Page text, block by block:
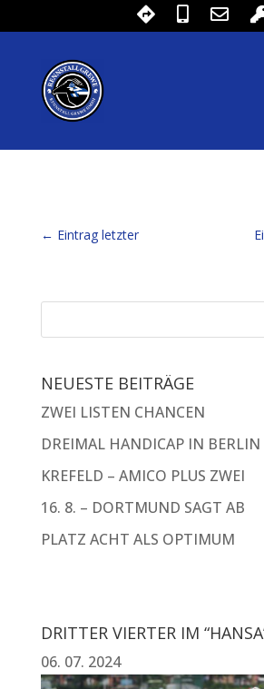
← Eintrag letzter
NEUESTE BEITRÄGE
ZWEI LISTEN CHANCEN
DREIMAL HANDICAP IN BERLIN
KREFELD – AMICO PLUS ZWEI
16. 8. – DORTMUND SAGT AB
PLATZ ACHT ALS OPTIMUM
DRITTER VIERTER IM
06. 07. 2024